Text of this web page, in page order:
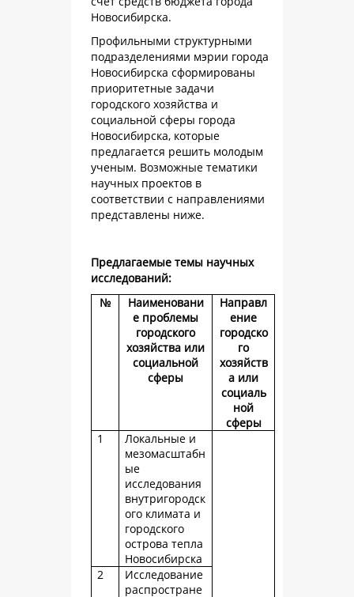
Новосибирска.
Профильными структурными
подразделениями мэрии города
Новосибирска сформированы
приоритетные задачи
городского хозяйства и
социальной сферы города
Новосибирска, которые
предлагается решить молодым
ученым. Возможные тематики
научных проектов в
соответствии с направлениями
представлены ниже.
Предлагаемые темы научных
исследований:
№
Наименовани
е проблемы
городского
хозяйства или
социальной
сферы
Направл
ение
городско
го
хозяйств
а или
социаль
ной
сферы
1
Локальные и
мезомасштабн
ые
исследования
внутригородск
ого климата и
городского
острова тепла
Новосибирска
2
Исследование
распростране